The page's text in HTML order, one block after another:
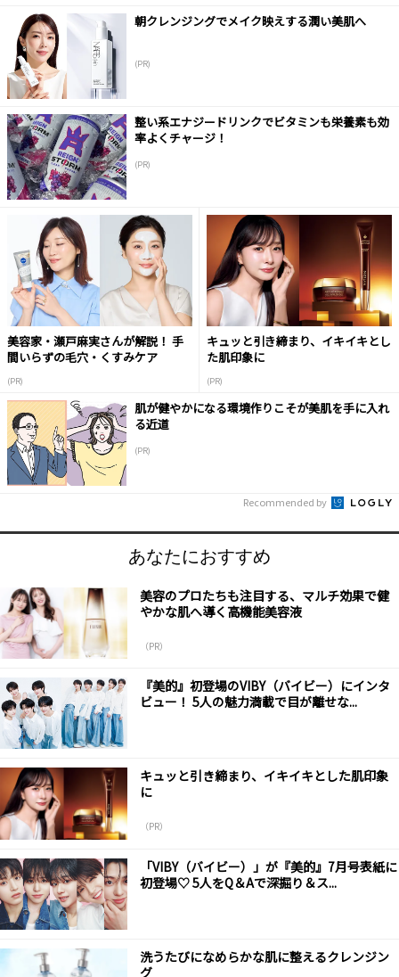
朝クレンジングでメイク映えする潤い美肌へ
(PR)
整い系エナジードリンクでビタミンも栄養素も効
率よくチャージ！
(PR)
美容家・瀬戸麻実さんが解説！ 手
間いらずの毛穴・くすみケア
(PR)
キュッと引き締まり、イキイキとし
た肌印象に
(PR)
肌が健やかになる環境作りこそが美肌を手に入れ
る近道
(PR)
Recommended by
あなたにおすすめ
美容のプロたちも注目する、マルチ効果で健
やかな肌へ導く高機能美容液
（PR）
『美的』初登場のVIBY（バイビー）にインタ
ビュー！ 5人の魅力満載で目が離せな...
キュッと引き締まり、イキイキとした肌印象
に
（PR）
「VIBY（バイビー）」が『美的』7月号表紙に
初登場♡ 5人をQ＆Aで深掘り＆ス...
洗うたびになめらかな肌に整えるクレンジン
グ